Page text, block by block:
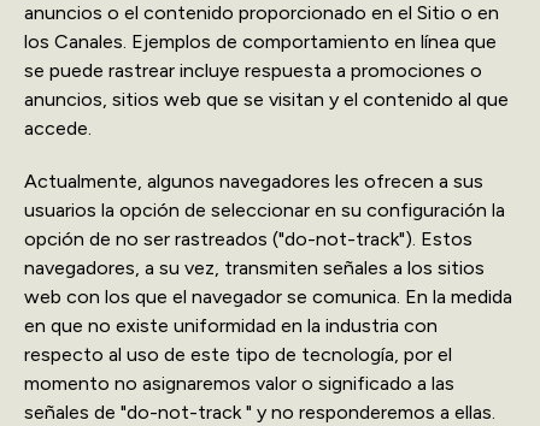
anuncios o el contenido proporcionado en el Sitio o en
los Canales. Ejemplos de comportamiento en línea que
se puede rastrear incluye respuesta a promociones o
anuncios, sitios web que se visitan y el contenido al que
accede.
Actualmente, algunos navegadores les ofrecen a sus
usuarios la opción de seleccionar en su configuración la
opción de no ser rastreados ("do-not-track"). Estos
navegadores, a su vez, transmiten señales a los sitios
web con los que el navegador se comunica. En la medida
en que no existe uniformidad en la industria con
respecto al uso de este tipo de tecnología, por el
momento no asignaremos valor o significado a las
señales de "do-not-track " y no responderemos a ellas.